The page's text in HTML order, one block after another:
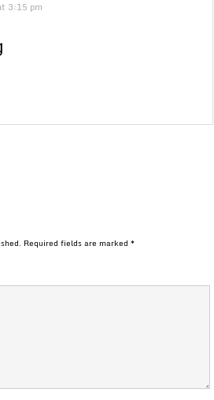
3:15 pm
Required fields are marked*